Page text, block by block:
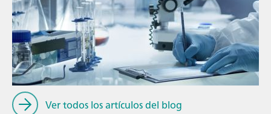
// Blog post
// Alimentación y bebidas
// Rancimat
Ver todos los artículos del blog